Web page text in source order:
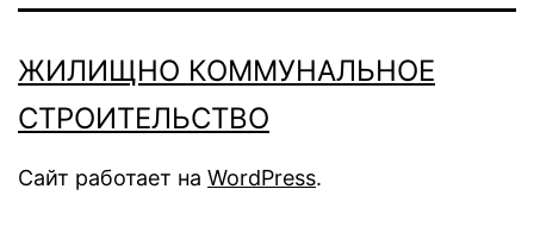
ЖИЛИЩНО КОММУНАЛЬНОЕ
СТРОИТЕЛЬСТВО
Сайт работает на WordPress.